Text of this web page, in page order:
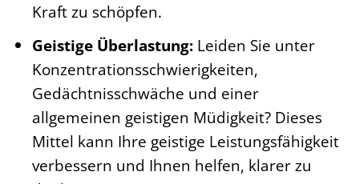
Kraft zu schöpfen.
Geistige Überlastung:Leiden Sie unter
Konzentrationsschwierigkeiten,
Gedächtnisschwäche und einer
allgemeinen geistigen Müdigkeit? Dieses
Mittel kann Ihre geistige Leistungsfähigkeit
verbessern und Ihnen helfen, klarer zu